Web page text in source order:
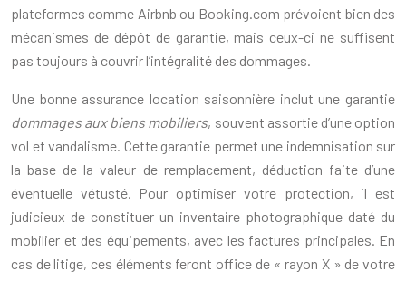
plateformes comme Airbnb ou Booking.com prévoient bien des
mécanismes de dépôt de garantie, mais ceux-ci ne suffisent
pas toujours à couvrir l’intégralité des dommages.
Une bonne assurance location saisonnière inclut une garantie
dommages aux biens mobiliers, souvent assortie d’une option
vol et vandalisme. Cette garantie permet une indemnisation sur
la base de la valeur de remplacement, déduction faite d’une
éventuelle vétusté. Pour optimiser votre protection, il est
judicieux de constituer un inventaire photographique daté du
mobilier et des équipements, avec les factures principales. En
cas de litige, ces éléments feront office de « rayon X » de votre